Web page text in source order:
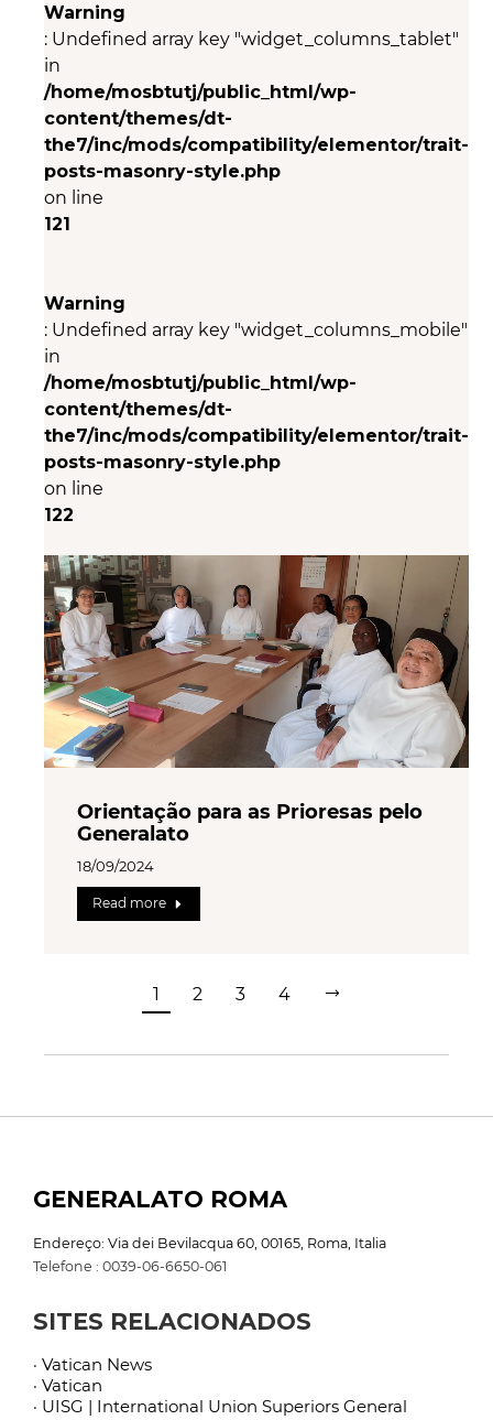
Warning
: Undefined array key "widget_columns_tablet"
in
/home/mosbtutj/public_html/wp-
content/themes/dt-
the7/inc/mods/compatibility/elementor/trait-
posts-masonry-style.php
on line
121
Warning
: Undefined array key "widget_columns_mobile"
in
/home/mosbtutj/public_html/wp-
content/themes/dt-
the7/inc/mods/compatibility/elementor/trait-
posts-masonry-style.php
on line
122
Orientação para as Prioresas pelo
Generalato
18/09/2024
Read more
1 2 3 4
GENERALATO ROMA
Endereço: Via dei Bevilacqua 60, 00165, Roma, Italia
Telefone : 0039-06-6650-061
SITES RELACIONADOS
· Vatican News
· Vatican
· UISG | International Union Superiors General